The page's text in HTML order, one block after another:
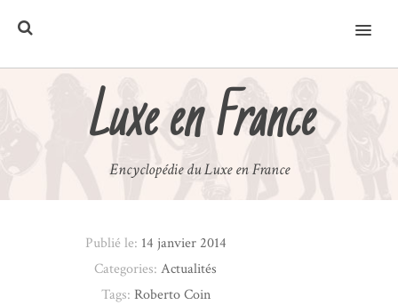
MENU
Luxe en France
Encyclopédie du Luxe en France
Publié le: 14 janvier 2014
Categories:Actualités
Tags: Roberto Coin